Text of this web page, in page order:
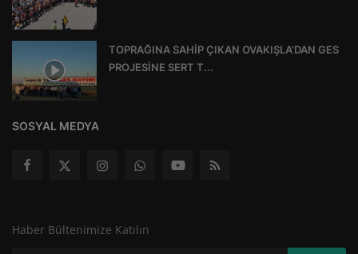
TOPRAĞINA SAHİP ÇIKAN OVAKIŞLA’DAN GES
PROJESİNE SERT T...
SOSYAL MEDYA
Haber Bültenimize Katılın